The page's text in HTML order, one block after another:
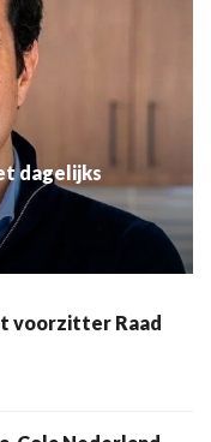
dagelijks
voorzitter Raad